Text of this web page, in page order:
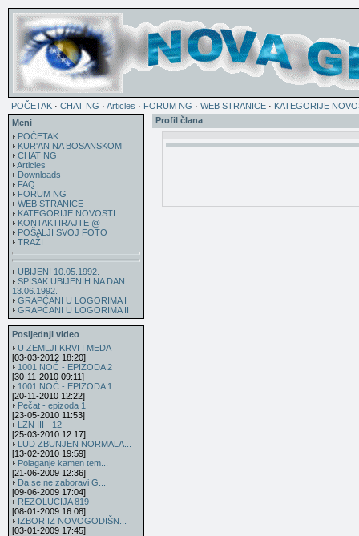
POČETAK · CHAT NG · Articles · FORUM NG · WEB STRANICE · KATEGORIJE
Meni
POČETAK
KUR'AN NA BOSANSKOM
CHAT NG
Articles
Downloads
FAQ
FORUM NG
WEB STRANICE
KATEGORIJE NOVOSTI
KONTAKTIRAJTE @
POŠALJI SVOJ FOTO
TRAŽI
UBIJENI 10.05.1992.
SPISAK UBIJENIH NA DAN
13.06.1992.
GRAPĆANI U LOGORIMA I
GRAPĆANI U LOGORIMA II
Posljednji video
U ZEMLJI KRVI I MEDA
[03-03-2012 18:20]
1001 NOĆ - EPIZODA 2
[30-11-2010 09:11]
1001 NOĆ - EPIZODA 1
[20-11-2010 12:22]
Pečat - epizoda 1
[23-05-2010 11:53]
LZN III - 12
[25-03-2010 12:17]
LUD ZBUNJEN NORMALA...
[13-02-2010 19:59]
Polaganje kamen tem...
[21-06-2009 12:36]
Da se ne zaboravi G...
[09-06-2009 17:04]
REZOLUCIJA 819
[08-01-2009 16:08]
IZBOR IZ NOVOGODIŠN...
[03-01-2009 17:45]
Profil člana